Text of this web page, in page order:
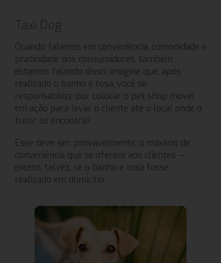
Taxi Dog
Quando falamos em conveniência, comodidade e
praticidade dos consumidores, também
estamos falando disso: imagine que, após
realizado o banho e tosa, você se
responsabilize por colocar o pet shop móvel
em ação para levar o cliente até o local onde o
tutor se encontra?
Esse deve ser, provavelmente, o máximo de
conveniência que se oferece aos clientes —
exceto, talvez, se o banho e tosa fosse
realizado em domicílio.